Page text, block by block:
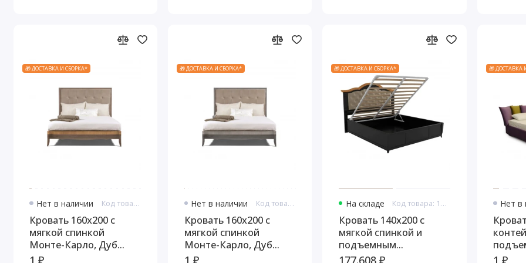
🎁 ДОСТАВКА И СБОРКА*
Нет в наличии Код товара: 10916
Кровать 160x200 с
мягкой спинкой
Монте-Карло, Дуб
медовый/Дуб
1 ₽
🎁 ДОСТАВКА И СБОРКА*
Нет в наличии Код товара: 10918
Кровать 160x200 с
мягкой спинкой
Монте-Карло, Дуб
дымчатый/пепельный
1 ₽
🎁 ДОСТАВКА И СБОРКА*
На складе Код товара: 11002
Кровать 140x200 с
мягкой спинкой и
подъемным
механизмом Тиволи
177.608 ₽
🎁 ДОСТАВКА
Нет в
1 ₽